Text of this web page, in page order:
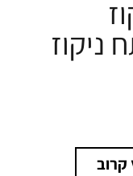
פתח ניקוז